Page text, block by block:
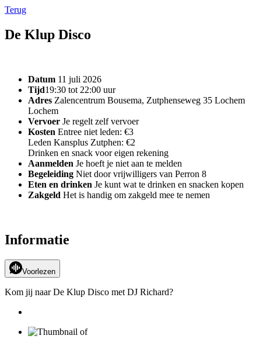
Terug
De Klup Disco
Datum 11 juli 2026
Tijd19:30 tot 22:00 uur
Adres Zalencentrum Bousema, Zutphenseweg 35 Lochem
Lochem
Vervoer Je regelt zelf vervoer
Kosten Entree niet leden: €3
Leden Kansplus Zutphen: €2
Drinken en snack voor eigen rekening
Aanmelden Je hoeft je niet aan te melden
Begeleiding Niet door vrijwilligers van Perron 8
Eten en drinken Je kunt wat te drinken en snacken kopen
Zakgeld Het is handig om zakgeld mee te nemen
Informatie
Voorlezen
Kom jij naar De Klup Disco met DJ Richard?